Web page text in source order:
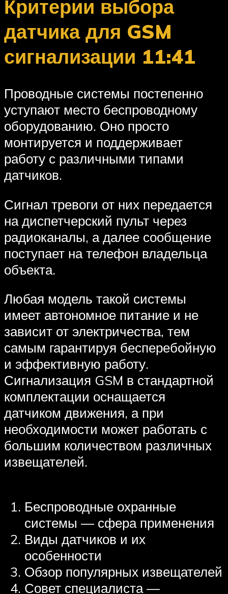
Критерии выбора
датчика для GSM
сигнализации 11:41
Проводные системы постепенно
уступают место беспроводному
оборудованию. Оно просто
монтируется и поддерживает
работу с различными типами
датчиков.
Сигнал тревоги от них передается
на диспетчерский пульт через
радиоканалы, а далее сообщение
поступает на телефон владельца
объекта.
Любая модель такой системы
имеет автономное питание и не
зависит от электричества, тем
самым гарантируя бесперебойную
и эффективную работу.
Сигнализация GSM в стандартной
комплектации оснащается
датчиком движения, а при
необходимости может работать с
большим количеством различных
извещателей.
Беспроводные охранные
системы — сфера применения
Виды датчиков и их
особенности
Обзор популярных извещателей
Совет специалиста —